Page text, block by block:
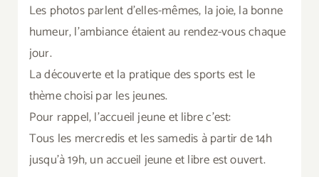
Les photos parlent d’elles-mêmes, la joie, la bonne
humeur, l’ambiance étaient au rendez-vous chaque
jour.
La découverte et la pratique des sports est le
thème choisi par les jeunes.
Pour rappel, l’accueil jeune et libre c’est:
Tous les mercredis et les samedis à partir de 14h
jusqu’à 19h, un accueil jeune et libre est ouvert.